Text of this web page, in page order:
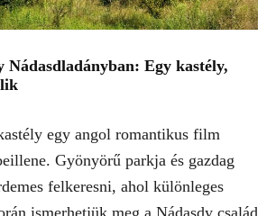
Nádasdladányban: Egy kastély,
egy angol romantikus film
Gyönyörű parkja és gazdag
felkeresni, ahol különleges